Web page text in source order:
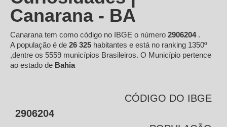
Canarana - BA
Canarana tem como código no IBGE o número 2906204 .
A população é de 26 325 habitantes e está no ranking 1350º
,dentre os 5559 municípios Brasileiros. O Município pertence
ao estado de Bahia
CÓDIGO DO IBGE
2906204